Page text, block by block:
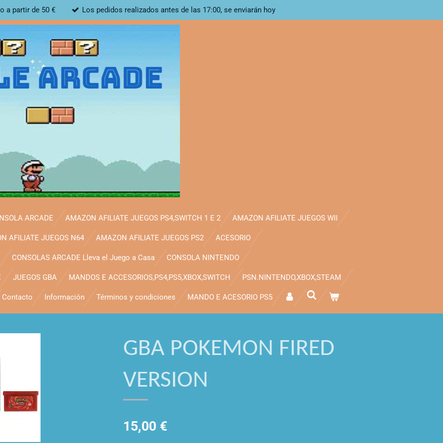
a partir de 50 € Los pedidos realizados antes de las 17:00, se enviarán hoy
ARCADE AMAZON AFILIATE JUEGOS PS4,SWITCH 1 E 2 AMAZON AFILIATE JUEGOS WII
AFILIATE JUEGOS N64 AMAZON AFILIATE JUEGOS PS2 ACESORIO
CONSOLAS ARCADE Lleva el Juego a Casa CONSOLA NINTENDO
JUEGOS GBA MANDOS E ACCESORIOS,PS4,PS5,XBOX,SWITCH PSN.NINTENDO,XBOX,STEAM
Contacto Información Términos y condiciones MANDO E ACESORIO PS5
GBA POKEMON FIRED
VERSION
15,00 €